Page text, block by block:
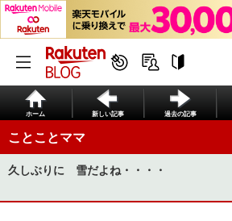
ホーム 新しい記事 過去の記事
ことことママ
久しぶりに 雪だよね・・・・